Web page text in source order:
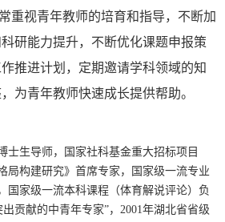
重视青年教师的培育和指导，不断加
研能力提升，不断优化课题申报策
推进计划，定期邀请学科领域的知
为青年教师快速成长提供帮助。
士生导师，国家社科基金重大招标项目
局构建研究》首席专家，国家级一流专业
国家级一流本科课程（体育解说评论）负
出贡献的中青年专家”，2001年湖北省省级